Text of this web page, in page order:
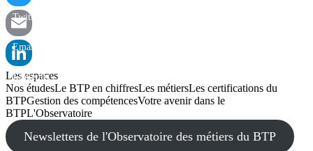
Twitter
Email
LinkedIn
Les espaces
Nos étudesLe BTP en chiffresLes métiersLes certifications du
BTPGestion des compétencesVotre avenir dans le
BTPL'Observatoire
Newsletters de l'Observatoire des métiers du BTP